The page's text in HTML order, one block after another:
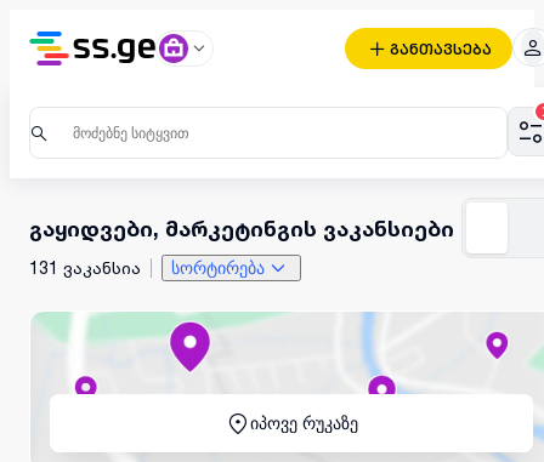
განთავსება
გაყიდვები, მარკეტინგის ვაკანსიები
131 ვაკანსია სორტირება
იპოვე რუკაზე